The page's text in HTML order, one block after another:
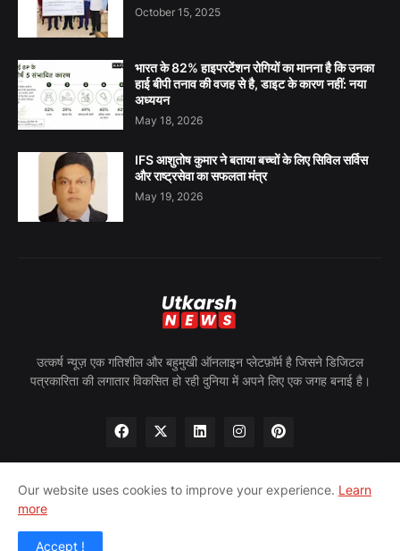
October 15, 2025
भारत के 82% हाइपरटेंशन रोगियों का मानना है कि उनका
हाई बीपी तनाव की वजह से है, डाइट के कारण नहीं: नया
अध्ययन
May 18, 2026
IFS आशुतोष कुमार ने बताया बच्चों के लिए सिविल सर्विस
और राष्ट्रसेवा का सफलता मंत्र
May 19, 2026
उत्कर्ष न्यूज़ एक गतिशील और बहुमुखी ऑनलाइन प्लेटफ़ॉर्म है जिसने डिजिटल
पत्रकारिता की लगातार विकसित हो रही दुनिया में अपने लिए एक जगह बनाई है।
होम
Our website uses cookies to improve your experience. Learn
more
Accept !